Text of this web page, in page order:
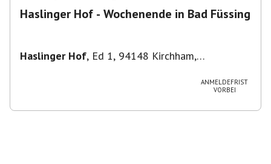
Haslinger Hof - Wochenende in Bad Füssing
Haslinger Hof, Ed 1, 94148 Kirchham,
ANMELDEFRIST
VORBEI